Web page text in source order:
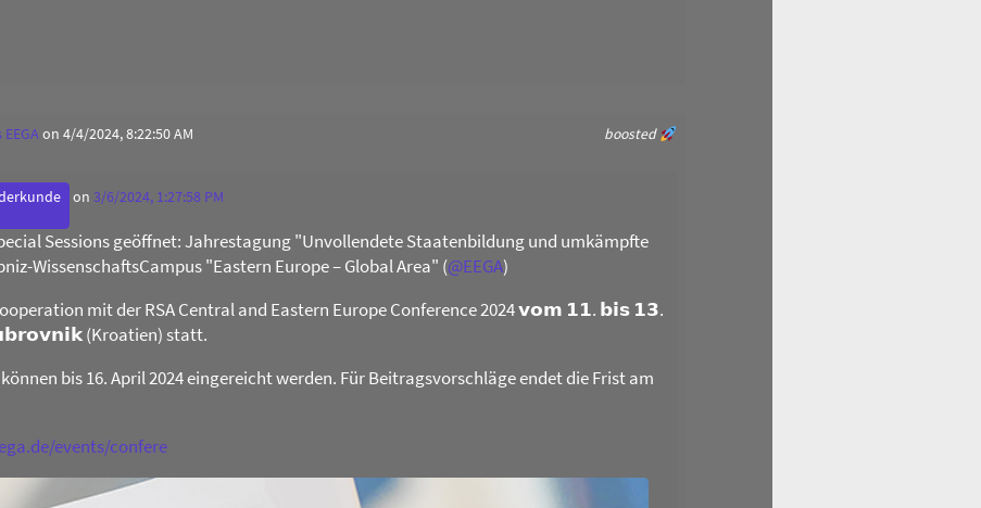
boosted
on 4/4/2024, 8:22:50 AM
on3/6/2024, 1:27:58 PM
Sessions geöffnet: Jahrestagung "Unvollendete Staatenbildung und umkämpfte
WissenschaftsCampus "Eastern Europe – Global Area" (@EEGA)
mit der RSA Central and Eastern Europe Conference 2024 𝘃𝗼𝗺 𝟭𝟭. 𝗯𝗶𝘀 𝟭𝟯.
(Kroatien) statt.
bis 16. April 2024 eingereicht werden. Für Beitragsvorschläge endet die Frist am
events/confere